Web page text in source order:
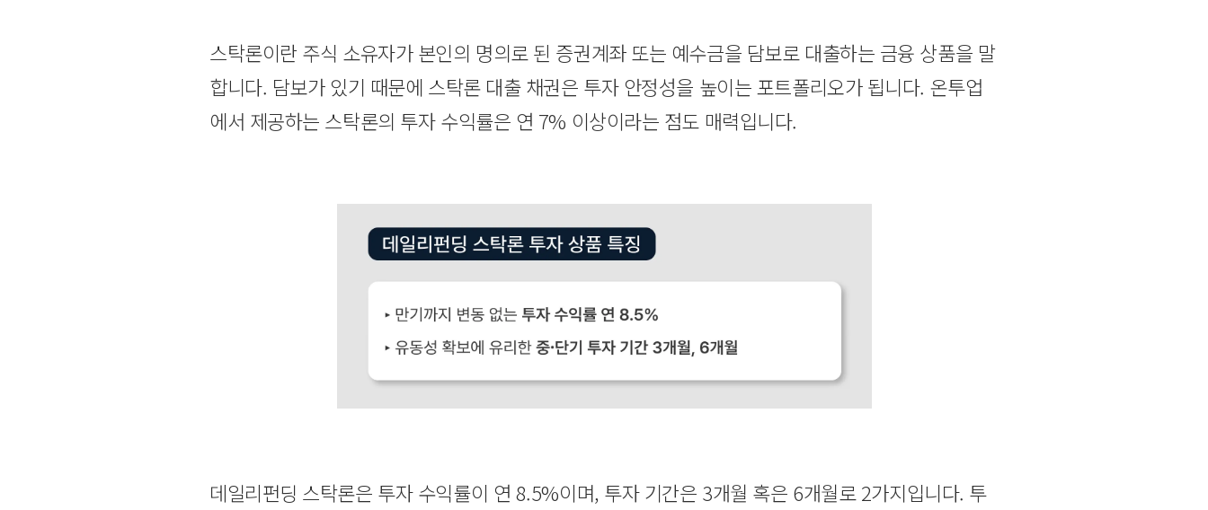
스탁론이란 주식 소유자가 본인의 명의로 된 증권계좌 또는 예수금을 담보로 대출하는 금융 상품을 말
합니다. 담보가 있기 때문에 스탁론 대출 채권은 투자 안정성을 높이는 포트폴리오가 됩니다. 온투업
에서 제공하는 스탁론의 투자 수익률은 연 7% 이상이라는 점도 매력입니다.
데일리펀딩 스탁론은 투자 수익률이 연 8.5%이며, 투자 기간은 3개월 혹은 6개월로 2가지입니다. 투